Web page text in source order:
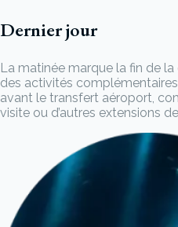
Dernier jour
La matinée marque la fin de la
des activités
avant le transfert aéroport,
visite ou d’autres extensions